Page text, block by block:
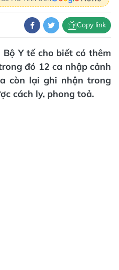
Copy link
Y tế cho biết có thêm
đó 12 ca nhập cảnh
còn lại ghi nhận trong
cách ly, phong toả.